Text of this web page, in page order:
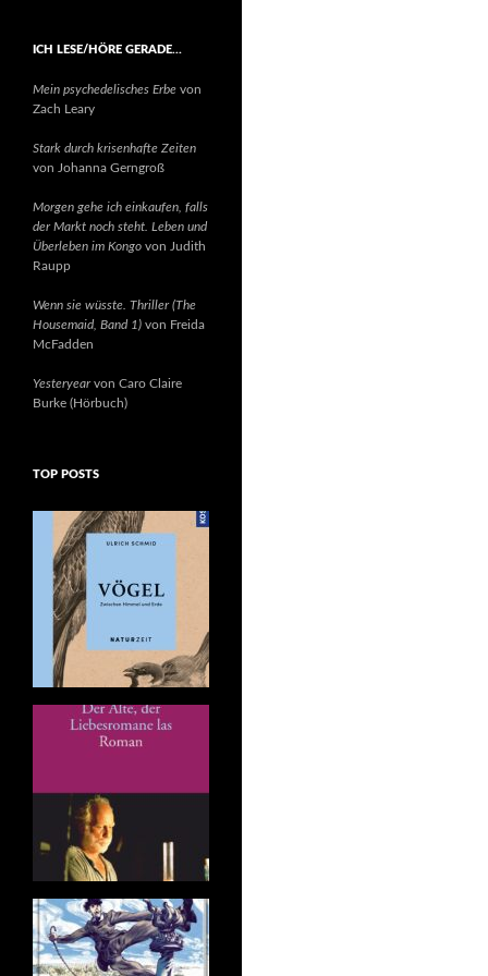
ICH LESE/HÖRE GERADE…
Mein psychedelisches Erbe von
Zach Leary
Stark durch krisenhafte Zeiten
von Johanna Gerngroß
Morgen gehe ich einkaufen, falls
der Markt noch steht. Leben und
Überleben im Kongo von Judith
Raupp
Wenn sie wüsste. Thriller (The
Housemaid, Band 1) von Freida
McFadden
Yesteryearvon Caro Claire
Burke (Hörbuch)
TOP POSTS